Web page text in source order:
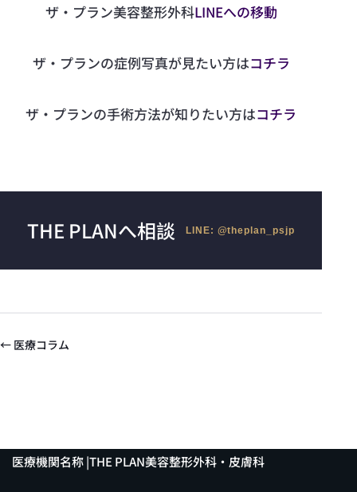
ザ·プラン美容整形外科LINEへの移動
ザ·プランの症例写真が見たい方はコチラ
ザ·プランの手術方法が知りたい方はコチラ
THE PLANへ相談 LINE: @theplan_psjp
← 医療コラム
医療機関名称 |THE PLAN美容整形外科・皮膚科